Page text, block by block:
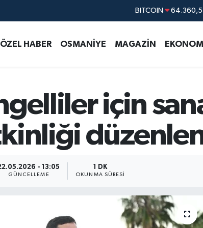
DOLAR
STERLİN
BITCOIN
ÖZEL HABER OSMANİYE MAGAZİN EKONOMİ
için
- 13:05
GÜNCELLEME
1 DK
OKUNMA SÜRESI